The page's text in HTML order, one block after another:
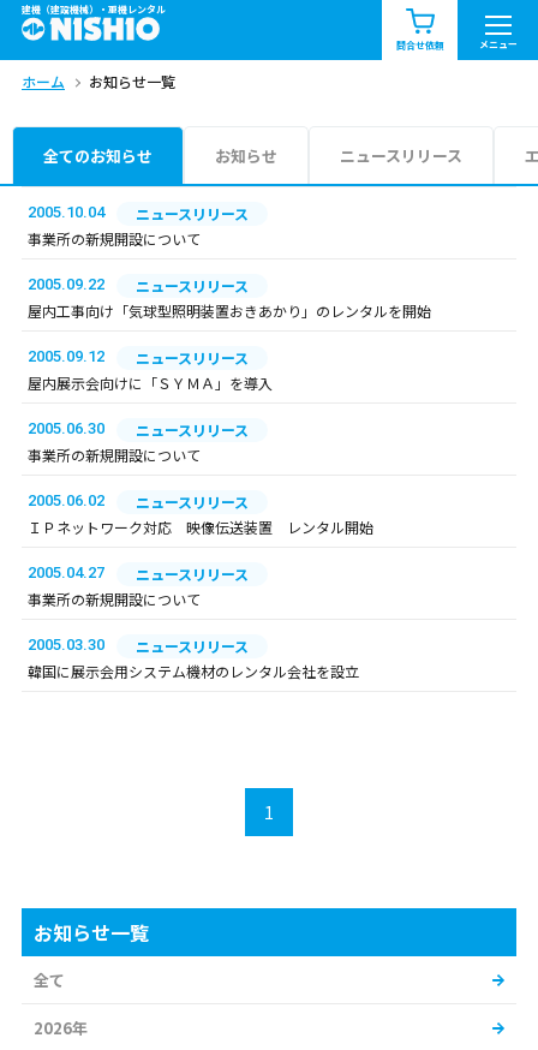
建機（建設機械）・重機レンタル
問合せ依頼 メニュー
商品一覧 お知らせ一覧
問合せ依頼リスト
エリア情報を見る
ホーム お知らせ一覧
全てのお知らせ お知らせ ニュースリリース
2005.10.04
ニュースリリース
事業所の新規開設について
2005.09.22
ニュースリリース
屋内工事向け「気球型照明装置おきあかり」のレンタルを開始
2005.09.12
ニュースリリース
屋内展示会向けに「ＳＹＭＡ」を導入
2005.06.30
ニュースリリース
事業所の新規開設について
2005.06.02
ニュースリリース
ＩＰネットワーク対応 映像伝送装置 レンタル開始
2005.04.27
ニュースリリース
事業所の新規開設について
2005.03.30
ニュースリリース
韓国に展示会用システム機材のレンタル会社を設立
1
お知らせ一覧
全て
2026年